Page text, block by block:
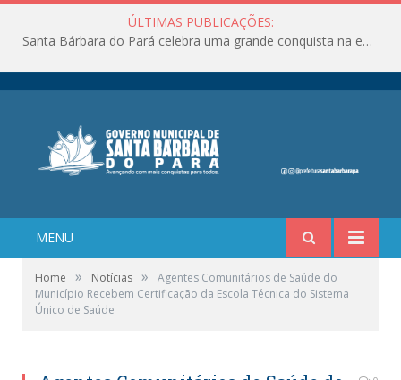
ÚLTIMAS PUBLICAÇÕES:
Santa Bárbara do Pará celebra uma grande conquista na educação!
MENU
Home » Notícias »
Agentes Comunitários de Saúde do
Município Recebem Certificação da Escola Técnica do Sistema
Único de Saúde